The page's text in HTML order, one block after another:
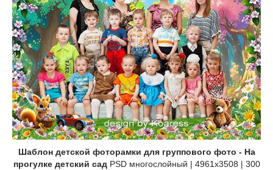
Шаблон детской фоторамки для группового фото - На
прогулке детский садPSD многослойный | 4961x3508 | 300